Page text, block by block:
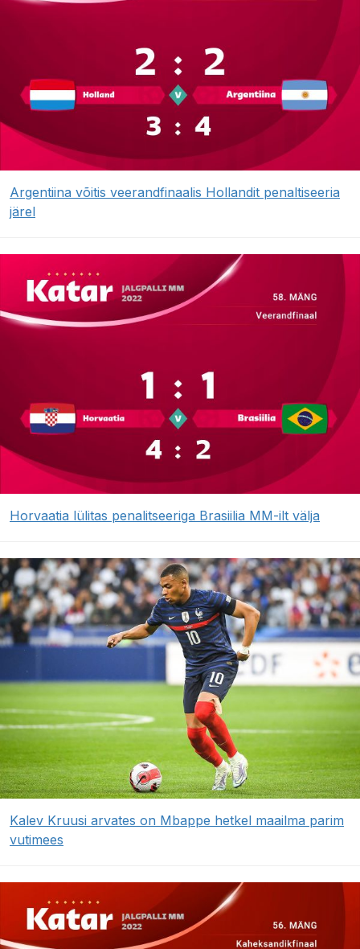
Argentiina võitis veerandfinaalis Hollandit penaltiseeria
järel
Horvaatia lülitas penalitseeriga Brasiilia MM-ilt välja
Kalev Kruusi arvates on Mbappe hetkel maailma parim
vutimees